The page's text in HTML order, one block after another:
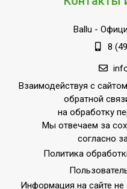
Ballu -
8
Взаимодействуя с
обратной
на обработку
Мы отвечаем за
согласно
Политика
Информация на сайте не